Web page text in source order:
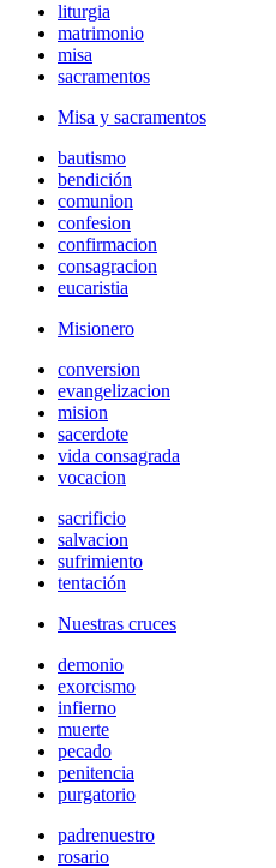
liturgia
matrimonio
misa
sacramentos
Misa y sacramentos
bautismo
bendición
comunion
confesion
confirmacion
consagracion
eucaristia
Misionero
conversion
evangelizacion
mision
sacerdote
vida consagrada
vocacion
sacrificio
salvacion
sufrimiento
tentación
Nuestras cruces
demonio
exorcismo
infierno
muerte
pecado
penitencia
purgatorio
padrenuestro
rosario